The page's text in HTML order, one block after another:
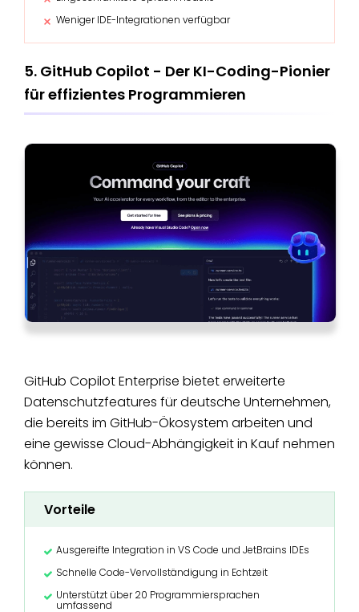
Weniger IDE-Integrationen verfügbar
5. GitHub Copilot - Der KI-Coding-Pionier
für effizientes Programmieren
GitHub Copilot Enterprise bietet erweiterte
Datenschutzfeatures für deutsche Unternehmen,
die bereits im GitHub-Ökosystem arbeiten und
eine gewisse Cloud-Abhängigkeit in Kauf nehmen
können.
Vorteile
Ausgereifte Integration in VS Code und JetBrains IDEs
Schnelle Code-Vervollständigung in Echtzeit
Unterstützt über 20 Programmiersprachen
umfassend